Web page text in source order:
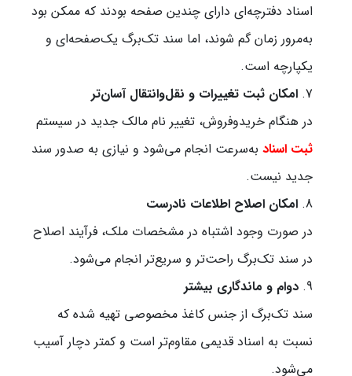
اسناد دفترچه‌ای دارای چندین صفحه بودند که ممکن بود
به‌مرور زمان گم شوند، اما سند تک‌برگ یک‌صفحه‌ای و
یکپارچه است.
امکان ثبت تغییرات و نقل‌وانتقال آسان‌تر
در هنگام خریدوفروش، تغییر نام مالک جدید در سیستم
ثبت اسناد به‌سرعت انجام می‌شود و نیازی به صدور سند
جدید نیست.
امکان اصلاح اطلاعات نادرست
در صورت وجود اشتباه در مشخصات ملک، فرآیند اصلاح
در سند تک‌برگ راحت‌تر و سریع‌تر انجام می‌شود.
دوام و ماندگاری بیشتر
سند تک‌برگ از جنس کاغذ مخصوصی تهیه شده که
نسبت به اسناد قدیمی مقاوم‌تر است و کمتر دچار آسیب
می‌شود.